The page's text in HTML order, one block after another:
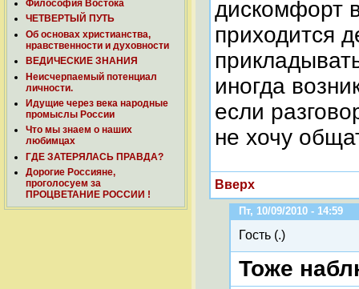
Философия Востока
ЧЕТВЕРТЫЙ ПУТЬ
Об основах христианства,
нравственности и духовности
ВЕДИЧЕСКИЕ ЗНАНИЯ
Неисчерпаемый потенциал
личности.
Идущие через века народные
промыслы России
Что мы знаем о наших
любимцах
ГДЕ ЗАТЕРЯЛАСЬ ПРАВДА?
Дорогие Россияне,
проголосуем за
ПРОЦВЕТАНИЕ РОССИИ !
дискомфорт
приходится
иногда
если
не хочу
Вверх
Пт, 10/09/2010 - 14:59
Гость (.)
Тоже